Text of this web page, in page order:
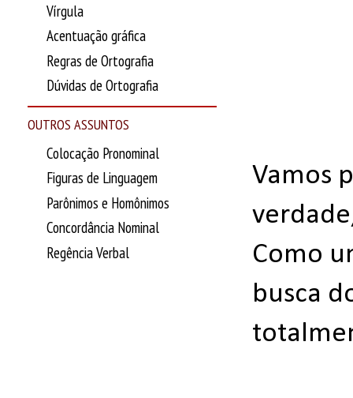
Vamos
Como
busca
Vírgula
Acentuação gráfica
Regras de Ortografia
Dúvidas de Ortografia
OUTROS ASSUNTOS
Colocação Pronominal
Figuras de Linguagem
Parônimos e Homônimos
Concordância Nominal
Regência Verbal